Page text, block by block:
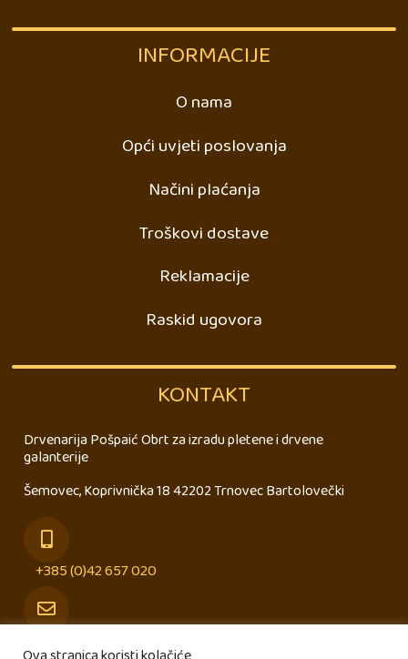
INFORMACIJE
O nama
Opći uvjeti poslovanja
Načini plaćanja
Troškovi dostave
Reklamacije
Raskid ugovora
KONTAKT
Drvenarija Pošpaić Obrt za izradu pletene i drvene
galanterije
Šemovec, Koprivnička 18 42202 Trnovec Bartolovečki
+385 (0)42 657 020